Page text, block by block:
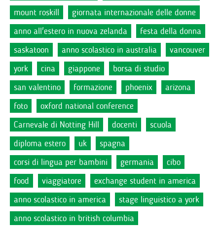
mount roskill
giornata internazionale delle donne
anno all'estero in nuova zelanda
festa della donna
saskatoon
anno scolastico in australia
vancouver
york
cina giappone
borsa di studio
san valentino
formazione phoenix
arizona
foto
oxford national conference
Carnevale di Notting Hill
docenti
scuola
diploma estero
uk
spagna
corsi di lingua per bambini
germania
cibo
food
viaggiatore
exchange student in america
anno scolastico in america
stage linguistico a york
anno scolastico in british columbia